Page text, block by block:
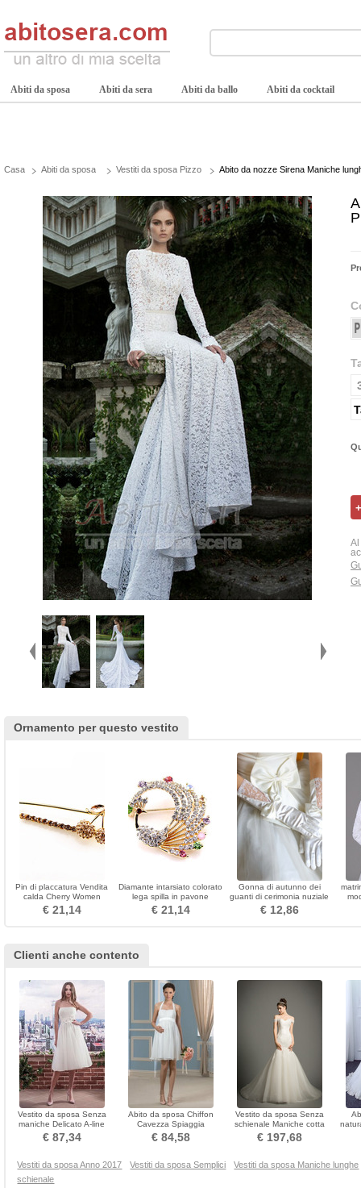
Abiti da sposa Abiti da sera Abiti da ballo Abiti da cocktail
Casa Abiti da sposa Vestiti da sposa Pizzo Abito da nozze Sirena Maniche
Al
Ornamento per questo vestito
Pin di placcatura Vendita
calda Cherry Women
Brooch
€ 21,14
Diamante intarsiato colorato
lega spilla in pavone
€ 21,14
Gonna di autunno dei
guanti di cerimonia nuziale
del tessuto del merletto di
fascino
€ 12,86
Clienti anche contento
Vestito da sposa Senza
maniche Delicato A-line
Primavera Lunghezza al
ginocchio
€ 87,34
Abito da sposa Chiffon
Cavezza Spiaggia
Lunghezza al ginocchio
€ 84,58
Vestito da sposa Senza
schienale Maniche cotta
Spalla di rugiada
€ 197,68
Vestiti da sposa Anno 2017 Vestiti da sposa Semplici
Vestiti da sposa Maniche lunghe
schienale